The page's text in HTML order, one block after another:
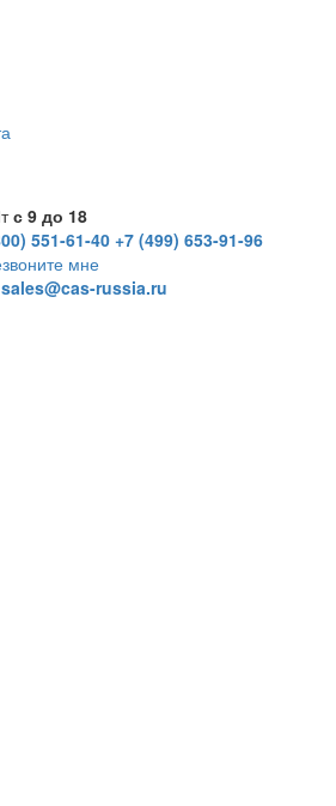
с 9 до 18
551-61-40 +7 (499) 653-91-96
мне
sales@cas-russia.ru